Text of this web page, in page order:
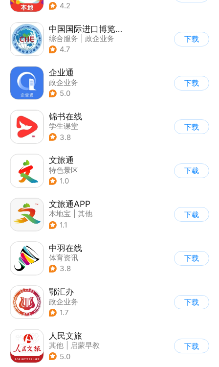
4.2
中国国际进口博览会官方APP
综合服务
政企业务
4.7
下载
企业通
政企业务
5.0
下载
锦书在线
学生课堂
3.8
下载
文旅通
特色景区
1.0
下载
文旅通APP
本地宝
其他
1.1
下载
中羽在线
体育资讯
3.8
下载
鄂汇办
政企业务
1.7
下载
人民文旅
其他
启蒙早教
5.0
下载